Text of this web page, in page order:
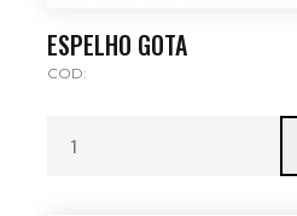
ESPELHO GOTA
COD: